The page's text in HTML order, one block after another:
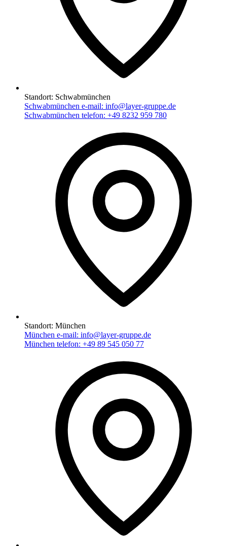
Standort: Schwabmünchen
Schwabmünchen e-mail: info@layer-gruppe.de
Schwabmünchen telefon: +49 8232 959 780
Standort: München
München e-mail: info@layer-gruppe.de
München telefon: +49 89 545 050 77